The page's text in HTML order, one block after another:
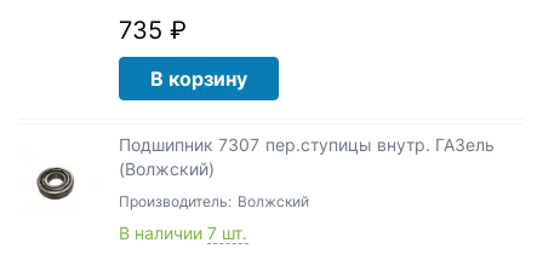
735 ₽
В корзину
Подшипник 7307 пер.ступицы внутр. ГАЗель
(Волжский)
Производитель: Волжский
В наличии 7 шт.